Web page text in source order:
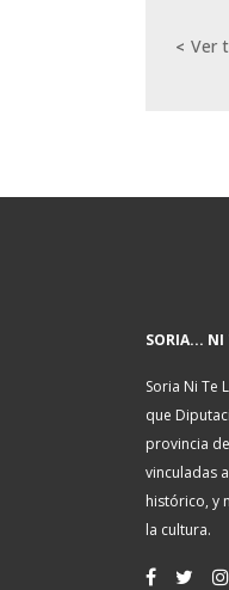
Ver
SORIA... NI
Soria Ni Te
que
provincia
vinculadas
histórico, y
la cultura.